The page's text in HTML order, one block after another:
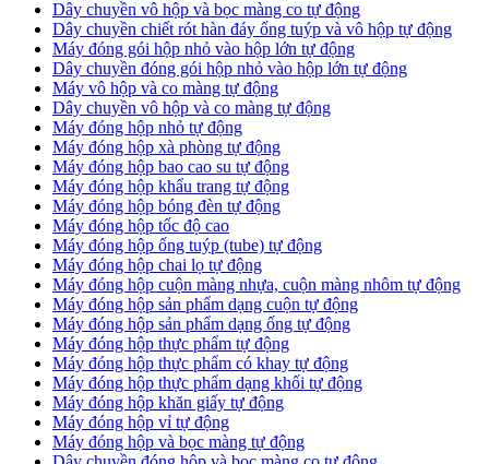
Dây chuyền vô hộp và bọc màng co tự động
Dây chuyền chiết rót hàn đáy ống tuýp và vô hộp tự động
Máy đóng gói hộp nhỏ vào hộp lớn tự động
Dây chuyền đóng gói hộp nhỏ vào hộp lớn tự động
Máy vô hộp và co màng tự động
Dây chuyền vô hộp và co màng tự động
Máy đóng hộp nhỏ tự động
Máy đóng hộp xà phòng tự động
Máy đóng hộp bao cao su tự động
Máy đóng hộp khẩu trang tự động
Máy đóng hộp bóng đèn tự động
Máy đóng hộp tốc độ cao
Máy đóng hộp ống tuýp (tube) tự động
Máy đóng hộp chai lọ tự động
Máy đóng hộp cuộn màng nhựa, cuộn màng nhôm tự động
Máy đóng hộp sản phẩm dạng cuộn tự động
Máy đóng hộp sản phẩm dạng ống tự động
Máy đóng hộp thực phẩm tự động
Máy đóng hộp thực phẩm có khay tự động
Máy đóng hộp thực phẩm dạng khối tự động
Máy đóng hộp khăn giấy tự động
Máy đóng hộp vỉ tự động
Máy đóng hộp và bọc màng tự động